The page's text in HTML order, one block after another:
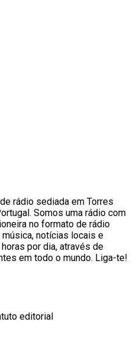
rádio sediada em Torres
Somos uma rádio com
no formato de rádio
notícias locais e
por dia, através de
em todo o mundo. Liga-te!
editorial